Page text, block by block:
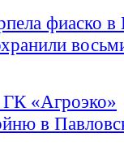
фиаско
ГК «Агроэко»
в